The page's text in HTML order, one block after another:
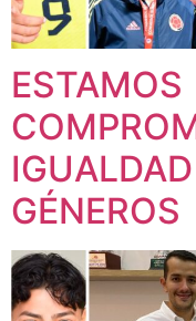
ESTAMOS
GÉNEROS